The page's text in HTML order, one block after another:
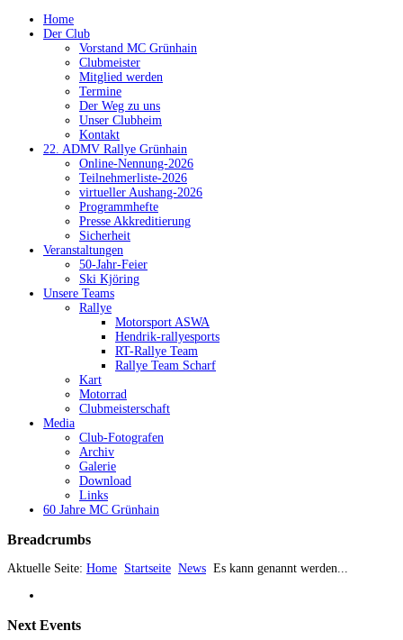
Home
Der Club
Vorstand MC Grünhain
Clubmeister
Mitglied werden
Termine
Der Weg zu uns
Unser Clubheim
Kontakt
22. ADMV Rallye Grünhain
Online-Nennung-2026
Teilnehmerliste-2026
virtueller Aushang-2026
Programmhefte
Presse Akkreditierung
Sicherheit
Veranstaltungen
50-Jahr-Feier
Ski Kjöring
Unsere Teams
Rallye
Motorsport ASWA
Hendrik-rallyesports
RT-Rallye Team
Rallye Team Scharf
Kart
Motorrad
Clubmeisterschaft
Media
Club-Fotografen
Archiv
Galerie
Download
Links
60 Jahre MC Grünhain
Breadcrumbs
Aktuelle Seite: Home Startseite News Es kann genannt werden...
Next Events